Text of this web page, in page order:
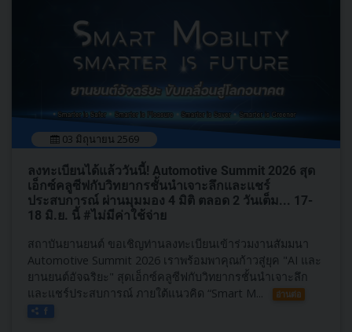
03 มิถุนายน 2569
ลงทะเบียนได้แล้ววันนี้! Automotive Summit 2026 สุด
เอ็กซ์คลูซีฟกับวิทยากรชั้นนำเจาะลึกและแชร์
ประสบการณ์ ผ่านมุมมอง 4 มิติ ตลอด 2 วันเต็ม... 17-
18 มิ.ย. นี้ #ไม่มีค่าใช้จ่าย
สถาบันยานยนต์ ขอเชิญท่านลงทะเบียนเข้าร่วมงานสัมมนา
Automotive Summit 2026 เราพร้อมพาคุณก้าวสู่ยุค "AI และ
ยานยนต์อัจฉริยะ" สุดเอ็กซ์คลูซีฟกับวิทยากรชั้นนำเจาะลึก
และแชร์ประสบการณ์ ภายใต้แนวคิด “Smart M...
อ่านต่อ